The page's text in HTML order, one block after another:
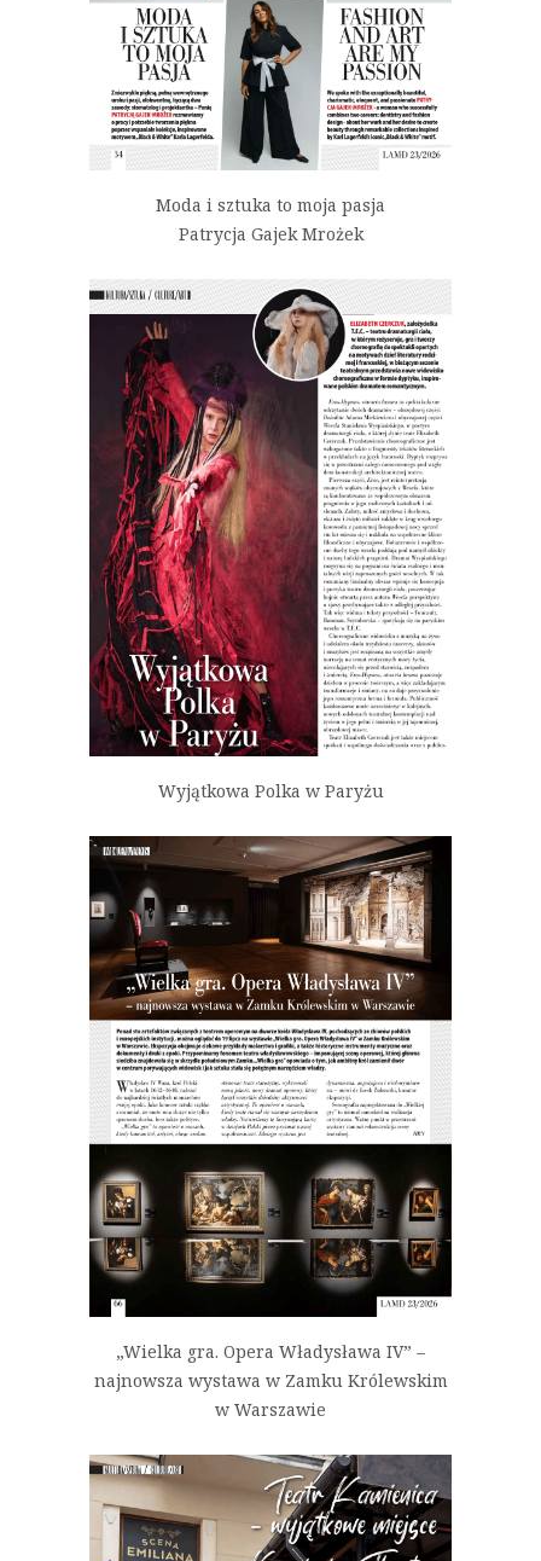
Moda i sztuka to moja pasja
Patrycja Gajek Mrożek
Wyjątkowa Polka w Paryżu
„Wielka gra. Opera Władysława IV” –
najnowsza wystawa w Zamku Królewskim
w Warszawie